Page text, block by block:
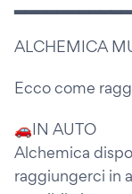
ALCHEMICA
Ecco come
🚗IN AUTO
Alchemica
raggiungerci in